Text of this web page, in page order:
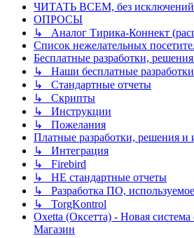
ЧИТАТЬ ВСЕМ, без
ОПРОСЫ
↳ Аналог Тирика-Коннект
Список нежелательных
Бесплатные разработки,
↳ Наши бесплатные разработки
↳ Стандартные отчеты
↳ Скрипты
↳ Инструкции
↳ Пожелания
Платные разработки, решения и
↳ Интеграция
↳ Firebird
↳ НЕ стандартные отчеты
↳ Разработка ПО,
↳ TorgKontrol
Oxetta (Оксетта) - Новая
Магазин